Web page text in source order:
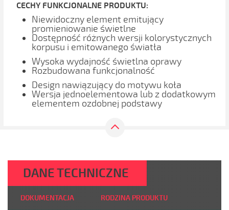
CECHY FUNKCJONALNE PRODUKTU:
Niewidoczny element emitujący
promieniowanie świetlne
Dostępność różnych wersji kolorystycznych
korpusu i emitowanego światła
Wysoka wydajność świetlna oprawy
Rozbudowana funkcjonalność
Design nawiązujący do motywu koła
Wersja jednoelementowa lub z dodatkowym
elementem ozdobnej podstawy
DANE TECHNICZNE
DOKUMENTACJA RODZINA PRODUKTU